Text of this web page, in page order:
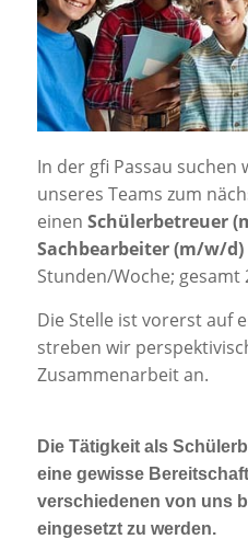
Jobportal
Presse und Medien
bbw e. V.
Karriere
Presse
News Archiv
In der gfi Passau suchen
unseres Teams zum
einen Schülerbetreuer
Sachbearbeiter (m/w/d)
Stunden/Woche; gesamt
Die Stelle ist vorerst auf
streben wir
Zusammenarbeit an.
Die Tätigkeit als
eine gewisse
verschiedenen von uns
eingesetzt zu werden.